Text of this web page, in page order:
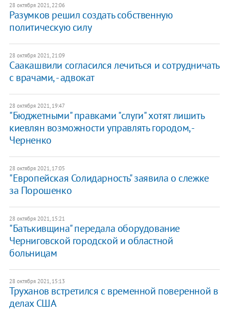
28 октября 2021, 22:06
Разумков решил создать собственную
политическую силу
28 октября 2021, 21:09
Саакашвили согласился лечиться и сотрудничать
с врачами, - адвокат
28 октября 2021, 19:47
​"Бюджетными" правками "слуги" хотят лишить
киевлян возможности управлять городом, -
Черненко
28 октября 2021, 17:05
"Европейская Солидарность" заявила о слежке
за Порошенко
28 октября 2021, 15:21
"Батькивщина" передала оборудование
Черниговской городской и областной
больницам
28 октября 2021, 15:13
Труханов встретился с временной поверенной в
делах США